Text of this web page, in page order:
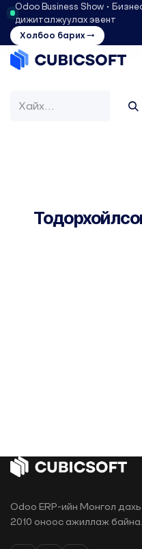
Odoo Business Show •
дижиталжуулах эвент
Холбоо барих →
Тодорхойлсон
Odoo ERP-ийн Монгол дахь
2010 оноос ажиллаж байна.